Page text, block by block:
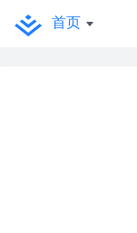
首页